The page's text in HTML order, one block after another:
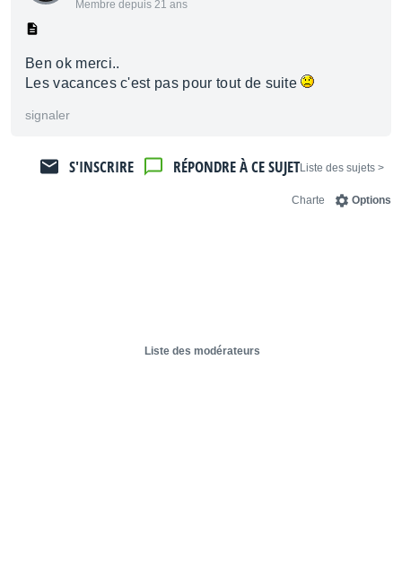
Membre depuis 21 ans
Ben ok merci..
Les vacances c'est pas pour tout de suite
signaler
< Liste des sujets
RÉPONDRE À CE SUJET
S'INSCRIRE
Options
Charte
Liste des modérateurs